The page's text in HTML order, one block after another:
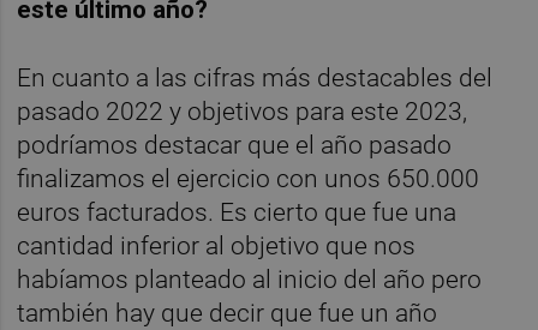
este último año?
En cuanto a las cifras más destacables del
pasado 2022 y objetivos para este 2023,
podríamos destacar que el año pasado
finalizamos el ejercicio con unos 650.000
euros facturados. Es cierto que fue una
cantidad inferior al objetivo que nos
habíamos planteado al inicio del año pero
también hay que decir que fue un año